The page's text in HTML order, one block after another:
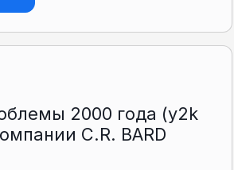
2000 года (y2k
C.R. BARD